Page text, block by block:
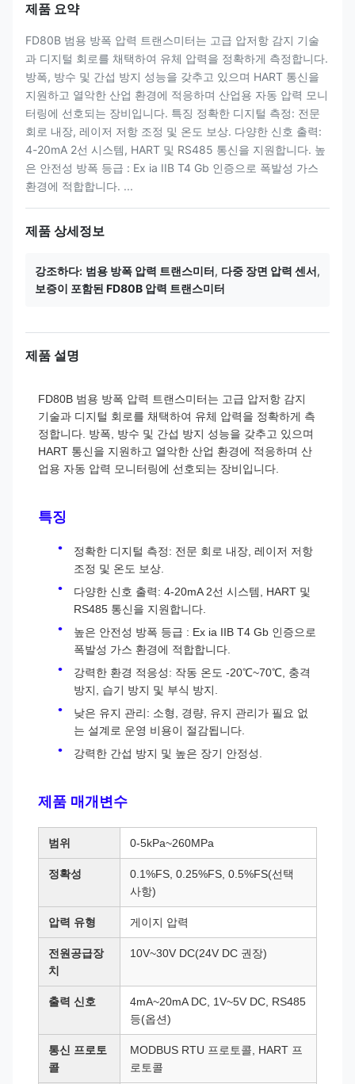
제품 요약
FD80B 범용 방폭 압력 트랜스미터는 고급 압저항 감지 기술
과 디지털 회로를 채택하여 유체 압력을 정확하게 측정합니다.
방폭, 방수 및 간섭 방지 성능을 갖추고 있으며 HART 통신을
지원하고 열악한 산업 환경에 적응하며 산업용 자동 압력 모니
터링에 선호되는 장비입니다. 특징 정확한 디지털 측정: 전문
회로 내장, 레이저 저항 조정 및 온도 보상. 다양한 신호 출력:
4-20mA 2선 시스템, HART 및 RS485 통신을 지원합니다. 높
은 안전성 방폭 등급 : Ex ia IIB T4 Gb 인증으로 폭발성 가스
환경에 적합합니다. ...
제품 상세정보
강조하다: 범용 방폭 압력 트랜스미터, 다중 장면 압력 센서,
보증이 포함된 FD80B 압력 트랜스미터
제품 설명
FD80B 범용 방폭 압력 트랜스미터는 고급 압저항 감지
기술과 디지털 회로를 채택하여 유체 압력을 정확하게 측
정합니다. 방폭, 방수 및 간섭 방지 성능을 갖추고 있으며
HART 통신을 지원하고 열악한 산업 환경에 적응하며 산
업용 자동 압력 모니터링에 선호되는 장비입니다.
특징
정확한 디지털 측정: 전문 회로 내장, 레이저 저항
조정 및 온도 보상.
다양한 신호 출력: 4-20mA 2선 시스템, HART 및
RS485 통신을 지원합니다.
높은 안전성 방폭 등급 : Ex ia IIB T4 Gb 인증으로
폭발성 가스 환경에 적합합니다.
강력한 환경 적응성: 작동 온도 -20℃~70℃, 충격
방지, 습기 방지 및 부식 방지.
낮은 유지 관리: 소형, 경량, 유지 관리가 필요 없
는 설계로 운영 비용이 절감됩니다.
강력한 간섭 방지 및 높은 장기 안정성.
제품 매개변수
범위 0-5kPa~260MPa
정확성
0.1%FS, 0.25%FS, 0.5%FS(선택
사항)
압력 유형 게이지 압력
전원공급장
치
10V~30V DC(24V DC 권장)
출력 신호
4mA~20mA DC, 1V~5V DC, RS485
등(옵션)
통신 프로토
콜
MODBUS RTU 프로토콜, HART 프
로토콜